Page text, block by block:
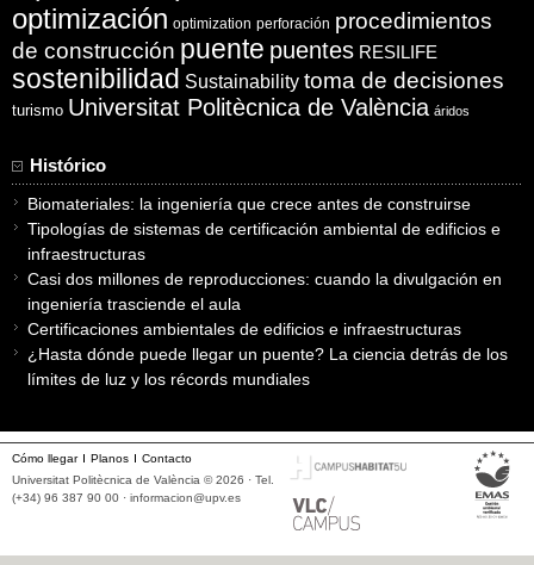
optimización optimization perforación procedimientos
de construcción puente puentes RESILIFE
sostenibilidad Sustainability toma de decisiones
turismo Universitat Politècnica de València áridos
Histórico
Biomateriales: la ingeniería que crece antes de construirse
Tipologías de sistemas de certificación ambiental de edificios e
infraestructuras
Casi dos millones de reproducciones: cuando la divulgación en
ingeniería trasciende el aula
Certificaciones ambientales de edificios e infraestructuras
¿Hasta dónde puede llegar un puente? La ciencia detrás de los
límites de luz y los récords mundiales
Cómo llegar Planos
Contacto
Universitat Politècnica de València © 2026 · Tel.
(+34) 96 387 90 00 · informacion@upv.es